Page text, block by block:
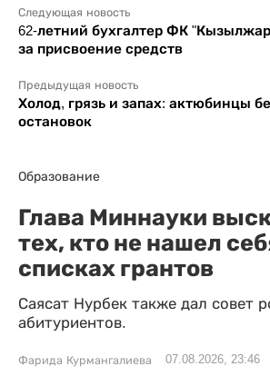
Следующая новость
62-летний бухгалтер ФК
за присвоение средств
Предыдущая новость
Холод, грязь и запах: актюбинцы
остановок
Образование
Глава Миннауки
тех, кто не нашел
списках грантов
Саясат Нурбек также дал совет
абитуриентов.
Фарида Курмангалиева 07.08.2026, 23:46